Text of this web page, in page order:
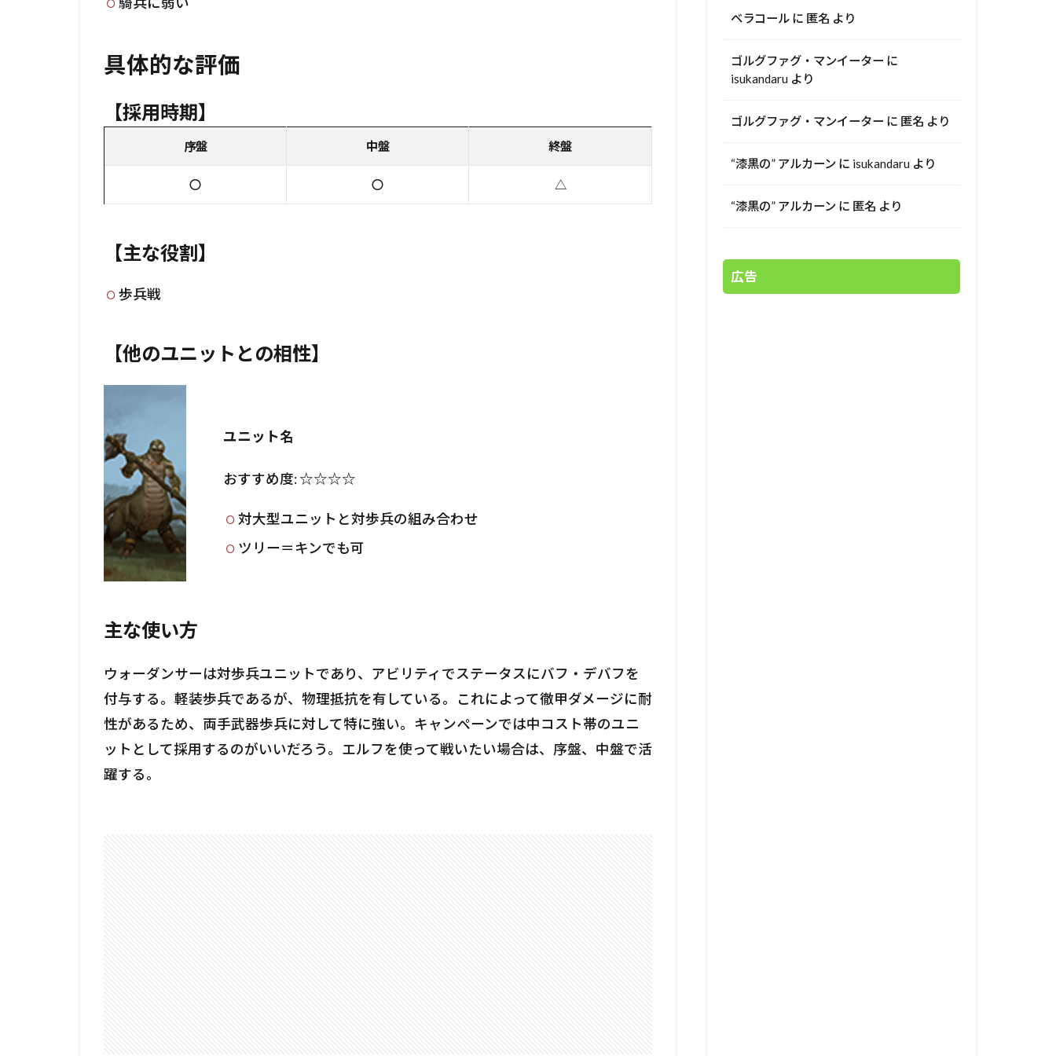
具体的な評価
【採用時期】
序盤 中盤 終盤
〇 〇 △
【主な役割】
歩兵戦
【他のユニットとの相性】
ユニット名
おすすめ度: ☆☆☆☆
対大型ユニットと対歩兵の組み合わせ
ツリー＝キンでも可
主な使い方
ウォーダンサーは対歩兵ユニットであり、アビリティでステータスにバフ・デバフを
付与する。軽装歩兵であるが、物理抵抗を有している。これによって徹甲ダメージに耐
性があるため、両手武器歩兵に対して特に強い。キャンペーンでは中コスト帯のユニ
ットとして採用するのがいいだろう。エルフを使って戦いたい場合は、序盤、中盤で活
躍する。
ベラコール に 匿名 より
ゴルグファグ・マンイーター に
isukandaru より
ゴルグファグ・マンイーター に 匿名 より
“漆黒の” アルカーン に isukandaru より
“漆黒の” アルカーン に 匿名 より
広告